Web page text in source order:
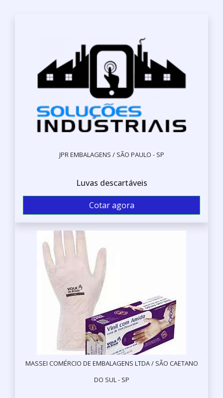
JPR EMBALAGENS / SÃO PAULO - SP
Luvas descartáveis
Cotar agora
MASSEI COMÉRCIO DE EMBALAGENS LTDA / SÃO CAETANO
DO SUL - SP